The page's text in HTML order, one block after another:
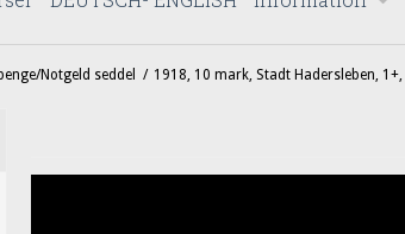
Notgeld seddel / 1918, 10 mark, Stadt Hadersleben, 1+,